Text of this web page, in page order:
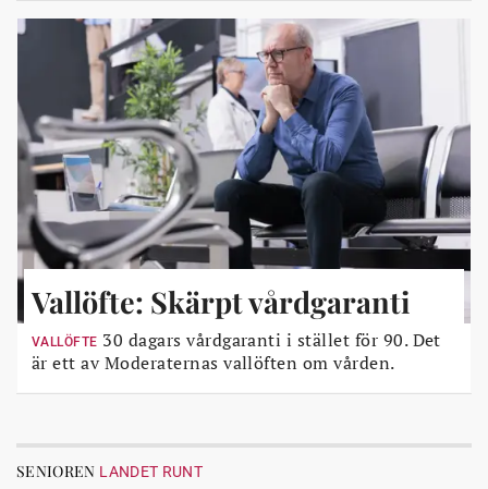
Vallöfte: Skärpt vårdgaranti
VALLÖFTE 30 dagars vårdgaranti i stället för 90. Det
är ett av Moderaternas vallöften om vården.
SENIOREN LANDET RUNT